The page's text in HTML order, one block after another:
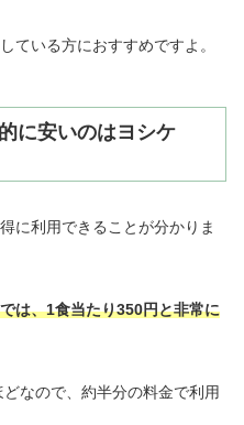
ている方におすすめですよ。
に安いのはヨシケ
に利用できることが分かりま
は、1食当たり350円と非常に
なので、約半分の料金で利用